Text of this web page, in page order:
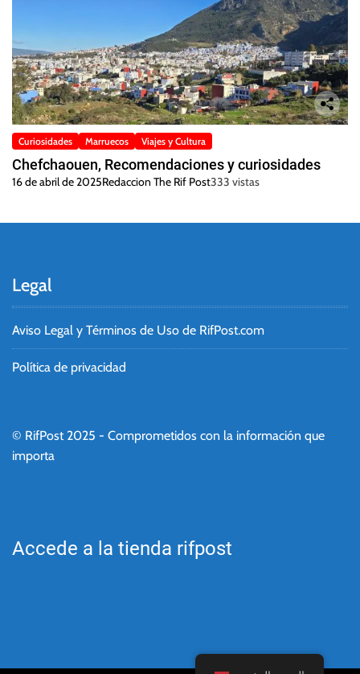
Curiosidades Marruecos Viajes y Cultura
Chefchaouen, Recomendaciones y curiosidades
16 de abril de 2025Redaccion The Rif Post333 vistas
Legal
Aviso Legal y Términos de Uso de RifPost.com
Política de privacidad
© RifPost 2025 - Comprometidos con la información que
importa
Accede a la tienda rifpost